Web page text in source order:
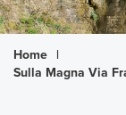
Home
|
Sulla Magna Via